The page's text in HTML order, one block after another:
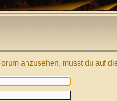
anzusehen, musst du auf